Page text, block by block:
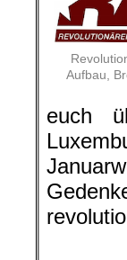
Aufbau,
euch